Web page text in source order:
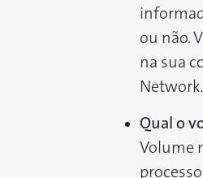
ou não.
na sua
Network.
Qual o
Volume